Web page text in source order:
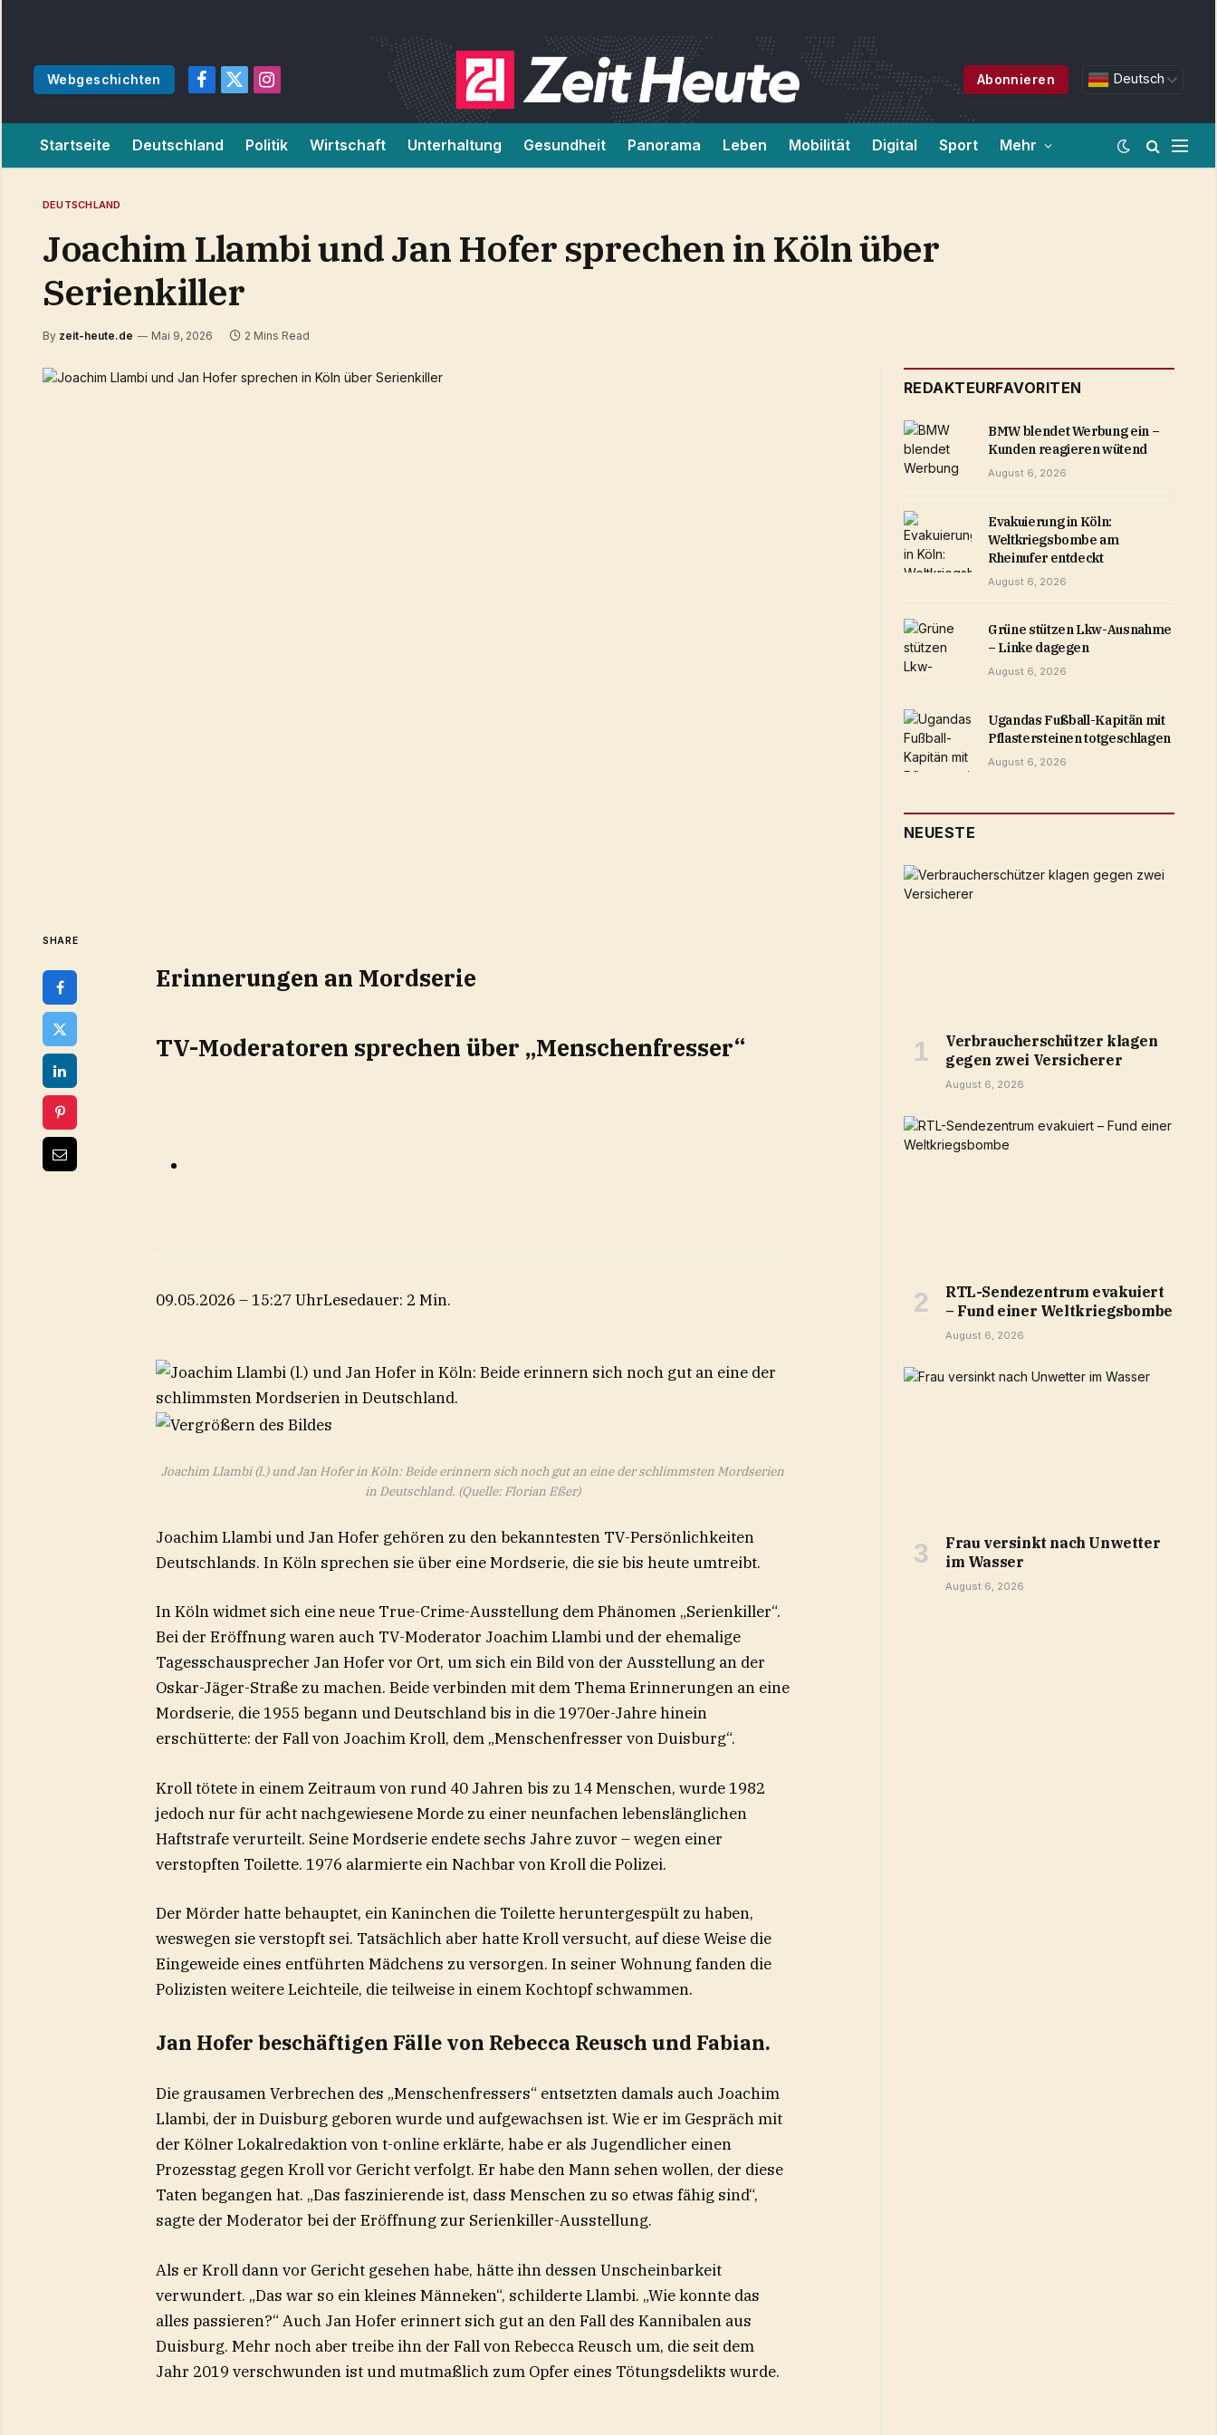
Webgeschichten
Facebook
X
Instagram
Abonnieren Deutsch
Startseite Deutschland Politik Wirtschaft Unterhaltung Gesundheit Panorama Leben Mobilität Digital Sport Mehr
DEUTSCHLAND
Joachim Llambi und Jan Hofer sprechen in Köln über
Serienkiller
By zeit-heute.de Mai 9, 2026 2 Mins Read
SHARE
Erinnerungen an Mordserie
TV-Moderatoren sprechen über „Menschenfresser“
09.05.2026 – 15:27 UhrLesedauer: 2 Min.
Joachim Llambi (l.) und Jan Hofer in Köln: Beide erinnern sich noch gut an eine der schlimmsten Mordserien
in Deutschland. (Quelle: Florian Eßer)
Joachim Llambi und Jan Hofer gehören zu den bekanntesten TV-Persönlichkeiten
Deutschlands. In Köln sprechen sie über eine Mordserie, die sie bis heute umtreibt.
In Köln widmet sich eine neue True-Crime-Ausstellung dem Phänomen „Serienkiller“.
Bei der Eröffnung waren auch TV-Moderator Joachim Llambi und der ehemalige
Tagesschausprecher Jan Hofer vor Ort, um sich ein Bild von der Ausstellung an der
Oskar-Jäger-Straße zu machen. Beide verbinden mit dem Thema Erinnerungen an eine
Mordserie, die 1955 begann und Deutschland bis in die 1970er-Jahre hinein
erschütterte: der Fall von Joachim Kroll, dem „Menschenfresser von Duisburg“.
Kroll tötete in einem Zeitraum von rund 40 Jahren bis zu 14 Menschen, wurde 1982
jedoch nur für acht nachgewiesene Morde zu einer neunfachen lebenslänglichen
Haftstrafe verurteilt. Seine Mordserie endete sechs Jahre zuvor – wegen einer
verstopften Toilette. 1976 alarmierte ein Nachbar von Kroll die Polizei.
Der Mörder hatte behauptet, ein Kaninchen die Toilette heruntergespült zu haben,
weswegen sie verstopft sei. Tatsächlich aber hatte Kroll versucht, auf diese Weise die
Eingeweide eines entführten Mädchens zu versorgen. In seiner Wohnung fanden die
Polizisten weitere Leichteile, die teilweise in einem Kochtopf schwammen.
Jan Hofer beschäftigen Fälle von Rebecca Reusch und Fabian.
Die grausamen Verbrechen des „Menschenfressers“ entsetzten damals auch Joachim
Llambi, der in Duisburg geboren wurde und aufgewachsen ist. Wie er im Gespräch mit
der Kölner Lokalredaktion von t-online erklärte, habe er als Jugendlicher einen
Prozesstag gegen Kroll vor Gericht verfolgt. Er habe den Mann sehen wollen, der diese
Taten begangen hat. „Das faszinierende ist, dass Menschen zu so etwas fähig sind“,
sagte der Moderator bei der Eröffnung zur Serienkiller-Ausstellung.
Als er Kroll dann vor Gericht gesehen habe, hätte ihn dessen Unscheinbarkeit
verwundert. „Das war so ein kleines Männeken“, schilderte Llambi. „Wie konnte das
alles passieren?“ Auch Jan Hofer erinnert sich gut an den Fall des Kannibalen aus
Duisburg. Mehr noch aber treibe ihn der Fall von Rebecca Reusch um, die seit dem
Jahr 2019 verschwunden ist und mutmaßlich zum Opfer eines Tötungsdelikts wurde.
REDAKTEURFAVORITEN
BMW blendet Werbung ein –
Kunden reagieren wütend
August 6, 2026
Evakuierung in Köln:
Weltkriegsbombe am
Rheinufer entdeckt
August 6, 2026
Grüne stützen Lkw-Ausnahme
– Linke dagegen
August 6, 2026
Ugandas Fußball-Kapitän mit
Pflastersteinen totgeschlagen
August 6, 2026
NEUESTE
Verbraucherschützer klagen
gegen zwei Versicherer
August 6, 2026
RTL-Sendezentrum evakuiert
– Fund einer Weltkriegsbombe
August 6, 2026
Frau versinkt nach Unwetter
im Wasser
August 6, 2026